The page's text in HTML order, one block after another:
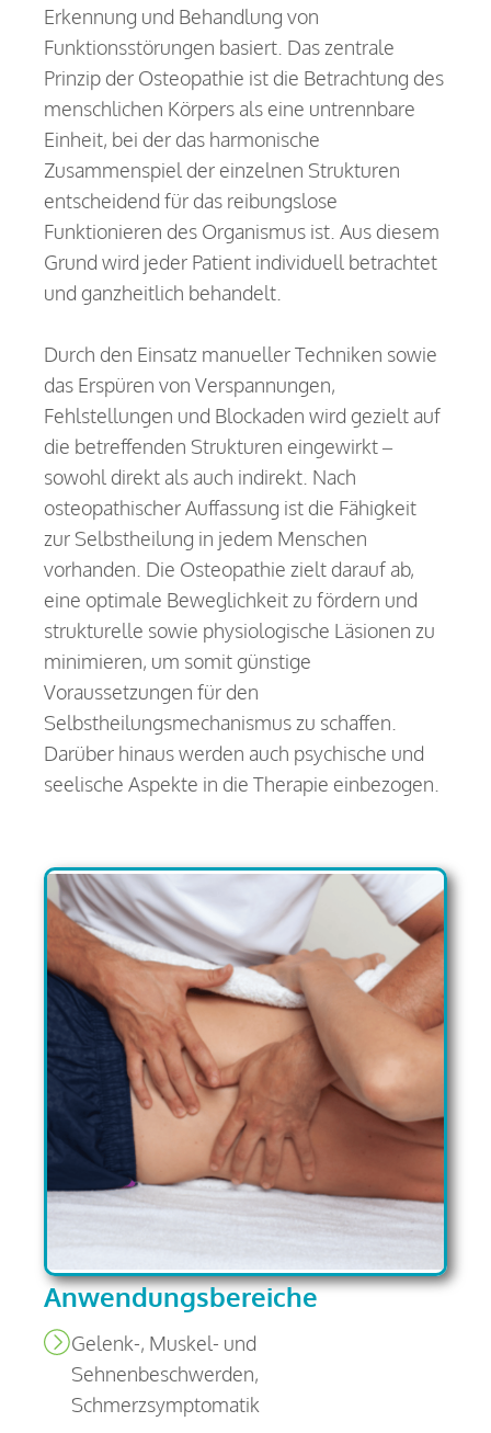
Erkennung und Behandlung von
Funktionsstörungen basiert. Das zentrale
Prinzip der Osteopathie ist die Betrachtung des
menschlichen Körpers als eine untrennbare
Einheit, bei der das harmonische
Zusammenspiel der einzelnen Strukturen
entscheidend für das reibungslose
Funktionieren des Organismus ist. Aus diesem
Grund wird jeder Patient individuell betrachtet
und ganzheitlich behandelt.
Durch den Einsatz manueller Techniken sowie
das Erspüren von Verspannungen,
Fehlstellungen und Blockaden wird gezielt auf
die betreffenden Strukturen eingewirkt –
sowohl direkt als auch indirekt. Nach
osteopathischer Auffassung ist die Fähigkeit
zur Selbstheilung in jedem Menschen
vorhanden. Die Osteopathie zielt darauf ab,
eine optimale Beweglichkeit zu fördern und
strukturelle sowie physiologische Läsionen zu
minimieren, um somit günstige
Voraussetzungen für den
Selbstheilungsmechanismus zu schaffen.
Darüber hinaus werden auch psychische und
seelische Aspekte in die Therapie einbezogen.
Anwendungsbereiche
Gelenk-, Muskel- und
Sehnenbeschwerden,
Schmerzsymptomatik